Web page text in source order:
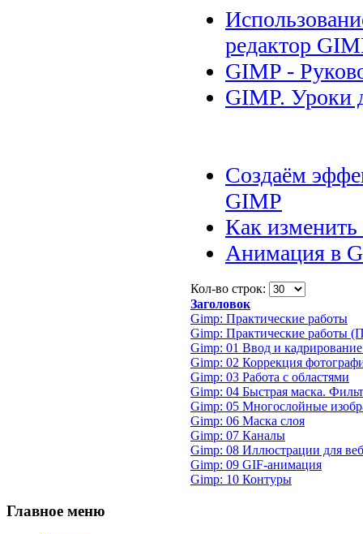
редактор
GIMP -
GIMP. Уроки
Создаём
GIMP
Как изменить
Анимация в
Кол-во строк:
Заголовок
Gimp: Практические работы
Gimp: Практические работы
Gimp: 01 Ввод и
Gimp: 02 Коррекция
Gimp: 03 Работа с областями
Gimp: 04 Быстрая маска.
Gimp: 05 Многослойные
Gimp: 06 Маска слоя
Gimp: 07 Каналы
Gimp: 08 Иллюстрации для
Gimp: 09 GIF-анимация
Gimp: 10 Контуры
Главное меню